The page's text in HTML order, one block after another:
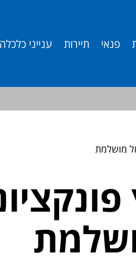
פנאי תיירות ענייני כלכלה
מושלמת